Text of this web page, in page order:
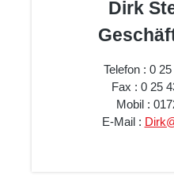
Dirk
Telefon : 0
Fax : 0 25
Mobil :
E-Mail :